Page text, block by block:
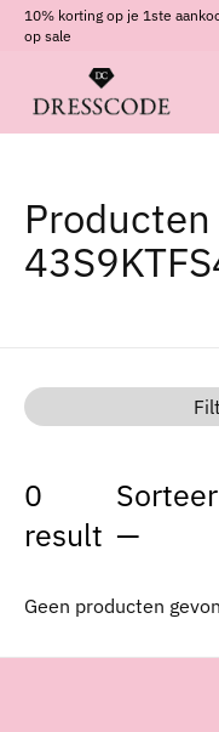
10% korting op je 1ste
op sale
0
result
Sorteer
—
Geen producten